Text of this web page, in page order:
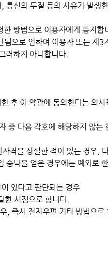
신의 두절 등의 사유가 발생
방법으로 이용자에게 통지합
으로 인하여 이용자 또는 제3
러하지 아니합니다.
후 이 약관에 동의한다는 의사
다음 각호에 해당하지 않는
격을 상실한 적이 있는 경우,
승낙을 얻은 경우에는 예외로
있다고 판단되는 경우
한 시점으로 합니다.
즉시 전자우편 기타 방법으로